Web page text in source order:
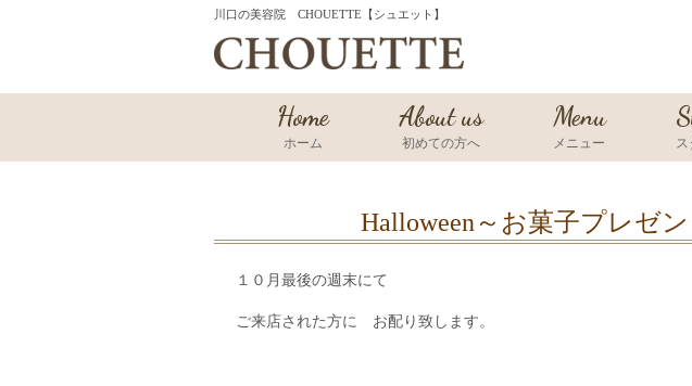
川口の美容院 CHOUETTE【シュエット】
Home
ホーム
About us
初めての方へ
Menu
メニュー ス
Halloween～お菓子プレゼン
１０月最後の週末にて
ご来店された方に お配り致します。